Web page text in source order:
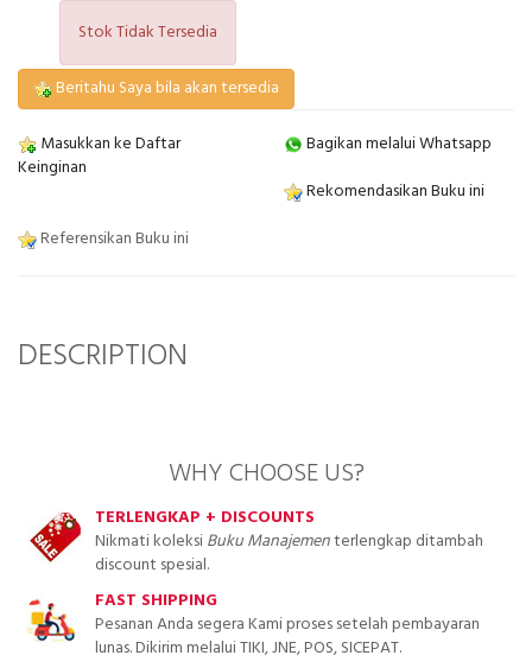
Stok Tidak Tersedia
Beritahu Saya bila akan tersedia
Masukkan ke Daftar
Keinginan
Bagikan melalui Whatsapp
Rekomendasikan Buku ini
Referensikan Buku ini
DESCRIPTION
WHY CHOOSE US?
TERLENGKAP + DISCOUNTS
Nikmati koleksiBuku Manajementerlengkap ditambah
discount spesial.
FAST SHIPPING
Pesanan Anda segera Kami proses setelah pembayaran
lunas. Dikirim melalui TIKI, JNE, POS, SICEPAT.